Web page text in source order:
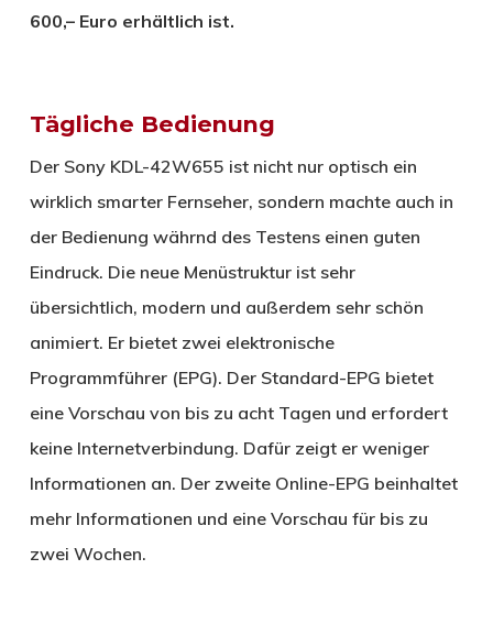
600,– Euro erhältlich ist.
Tägliche Bedienung
Der Sony KDL-42W655 ist nicht nur optisch ein
wirklich smarter Fernseher, sondern machte auch in
der Bedienung währnd des Testens einen guten
Eindruck. Die neue Menüstruktur ist sehr
übersichtlich, modern und außerdem sehr schön
animiert. Er bietet zwei elektronische
Programmführer (EPG). Der Standard-EPG bietet
eine Vorschau von bis zu acht Tagen und erfordert
keine Internetverbindung. Dafür zeigt er weniger
Informationen an. Der zweite Online-EPG beinhaltet
mehr Informationen und eine Vorschau für bis zu
zwei Wochen.